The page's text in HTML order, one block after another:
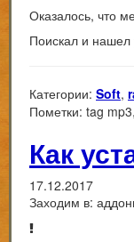
Оказалось, что
Поискал и нашел
Категории: Soft,
Пометки: tag
Как
17.12.2017
Заходим в: